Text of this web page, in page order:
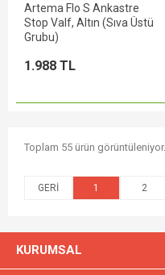
Artema Flo S Ankastre
Stop Valf, Altın (Sıva Üstü
Grubu)
1.988 TL
Toplam 55 ürün görüntüleniyor.
1 2
KURUMSAL